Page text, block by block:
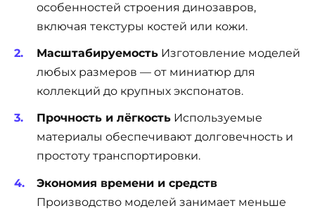
особенностей строения динозавров,
включая текстуры костей или кожи.
Масштабируемость Изготовление моделей
любых размеров — от миниатюр для
коллекций до крупных экспонатов.
Прочность и лёгкость Используемые
материалы обеспечивают долговечность и
простоту транспортировки.
Экономия времени и средств
Производство моделей занимает меньше